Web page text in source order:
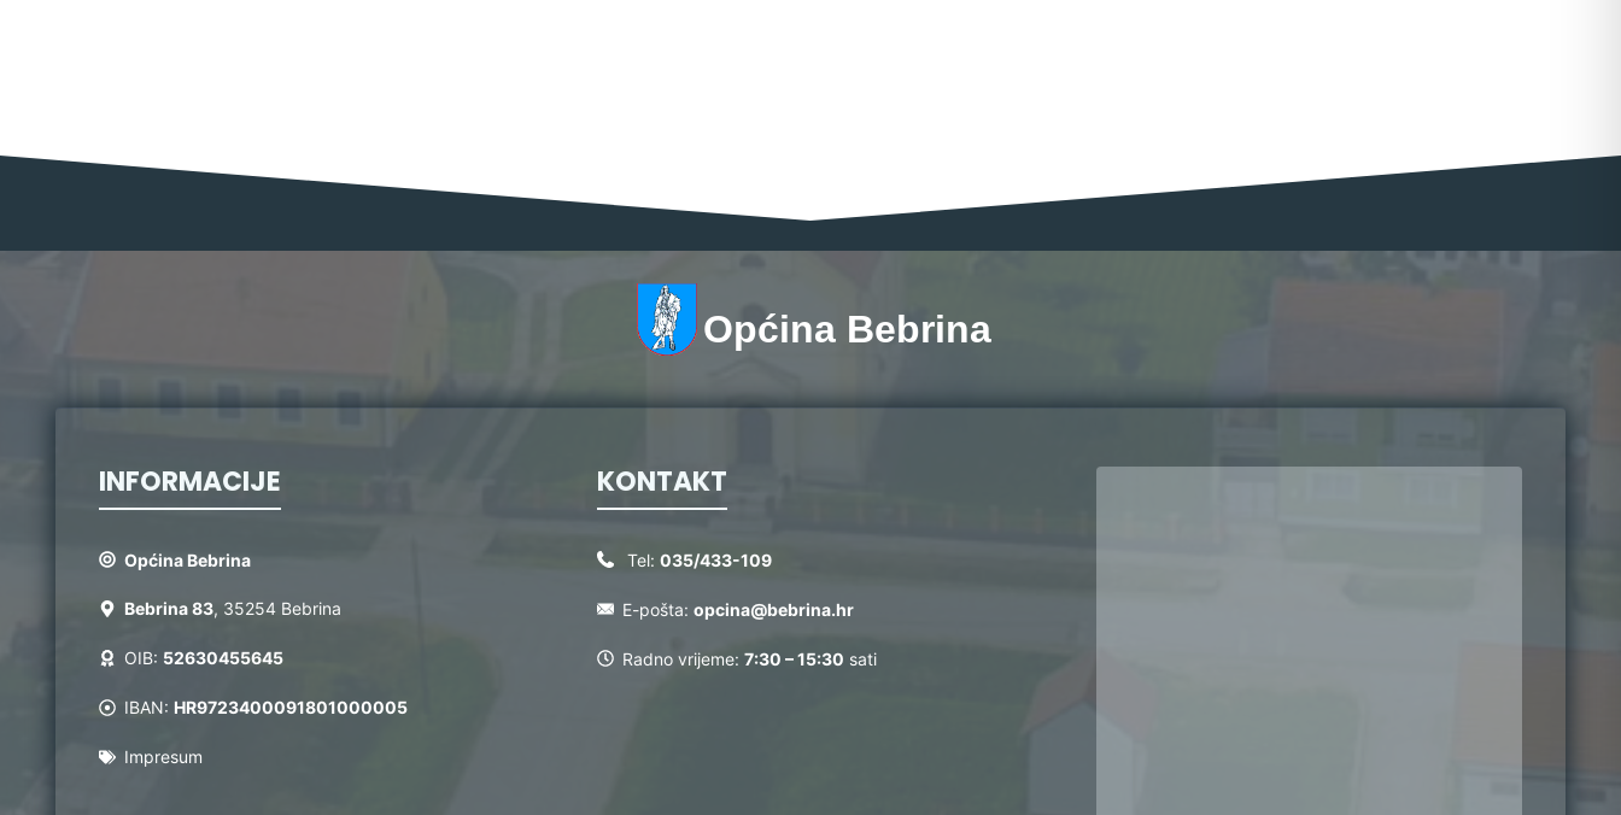
Općina Bebrina
INFORMACIJE
Općina Bebrina
Bebrina 83, 35254 Bebrina
OIB: 52630455645
IBAN: HR9723400091801000005
Impresum
KONTAKT
Tel:035/433-109
E-pošta:opcina@bebrina.hr
Radno vrijeme:7:30 – 15:30 sati